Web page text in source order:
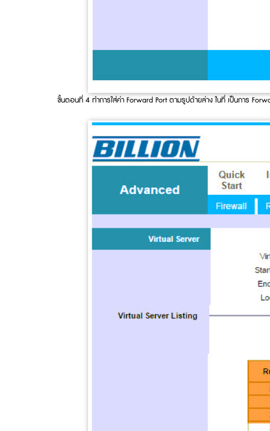
ขั้นตอนที่ 4 ทำการใส่ค่า Forward Port ตามรูปด้ายล่าง ในที่ เป็นการ